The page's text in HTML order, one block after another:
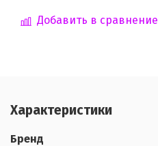
Добавить в сравнение
Характеристики
Бренд